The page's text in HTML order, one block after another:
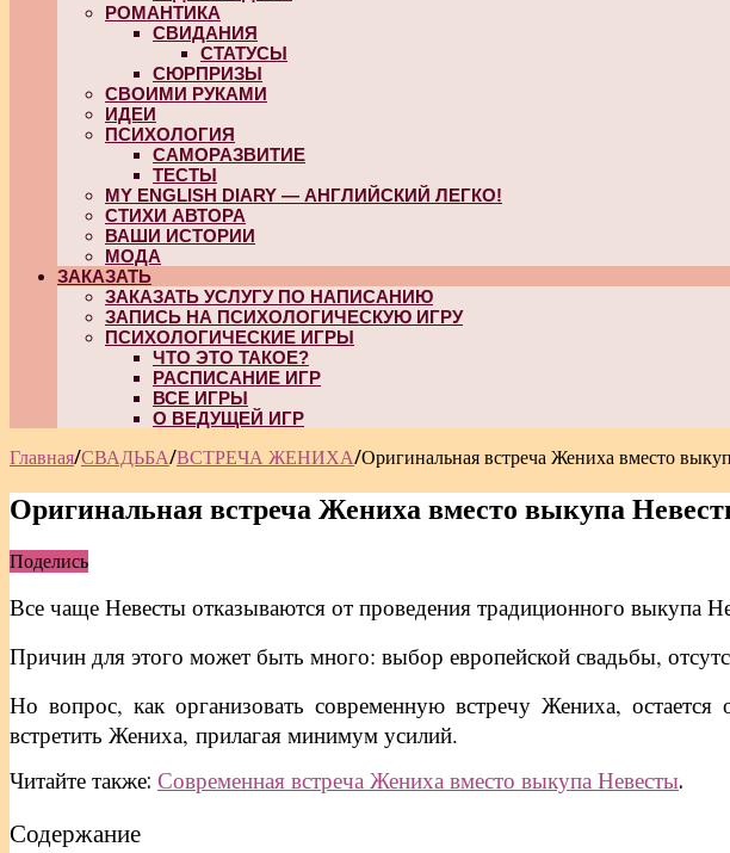
РОМАНТИКА
СВИДАНИЯ
СТАТУСЫ
СЮРПРИЗЫ
СВОИМИ РУКАМИ
ИДЕИ
ПСИХОЛОГИЯ
САМОРАЗВИТИЕ
ТЕСТЫ
MY ENGLISH DIARY — АНГЛИЙСКИЙ ЛЕГКО!
СТИХИ АВТОРА
ВАШИ ИСТОРИИ
МОДА
ЗАКАЗАТЬ
ЗАКАЗАТЬ УСЛУГУ ПО НАПИСАНИЮ
ЗАПИСЬ НА ПСИХОЛОГИЧЕСКУЮ ИГРУ
ПСИХОЛОГИЧЕСКИЕ ИГРЫ
ЧТО ЭТО ТАКОЕ?
РАСПИСАНИЕ ИГР
ВСЕ ИГРЫ
О ВЕДУЩЕЙ ИГР
Главная/СВАДЬБА/ВСТРЕЧА ЖЕНИХА/Оригинальная встреча Жениха вместо
Оригинальная встреча Жениха вместо выкупа
Поделись
Все чаще Невесты отказываются от проведения традиционного выкупа
Причин для этого может быть много: выбор европейской свадьбы,
Но вопрос, как организовать современную встречу Жениха,
встретить Жениха, прилагая минимум усилий.
Читайте также: Современная встреча Жениха вместо выкупа Невесты.
Содержание